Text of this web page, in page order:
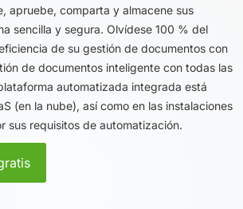
apruebe, comparta y almacene sus
sencilla y segura. Olvídese 100 % del
de su gestión de documentos con
de documentos inteligente con todas las
automatizada integrada está
(en la nube), así como en las instalaciones
sus requisitos de automatización.